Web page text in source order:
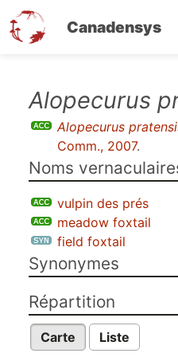
Canadensys
contenu
Alopecurus
Alopecurus
Comm., 2007.
Noms
vulpin des prés
meadow foxtail
field foxtail
Synonymes
Répartition
Carte Liste